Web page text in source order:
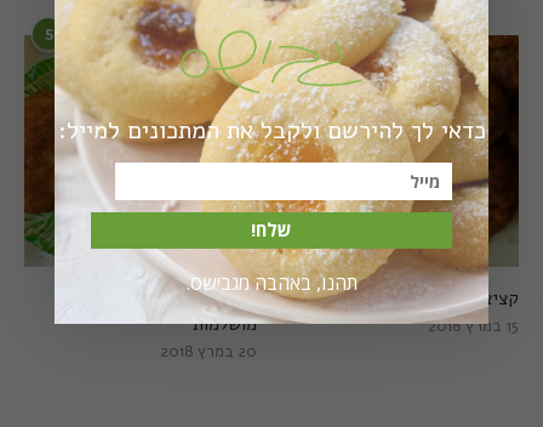
5
קציצות כרישה טבעוניות
מושלמות
20 במרץ 2018
6
קציצות כרישה מושלמות
15 במרץ 2018
כדאי לך להירשם ולקבל את המתכונים למייל:
שלח!
תהנו, באהבה מגבישס.